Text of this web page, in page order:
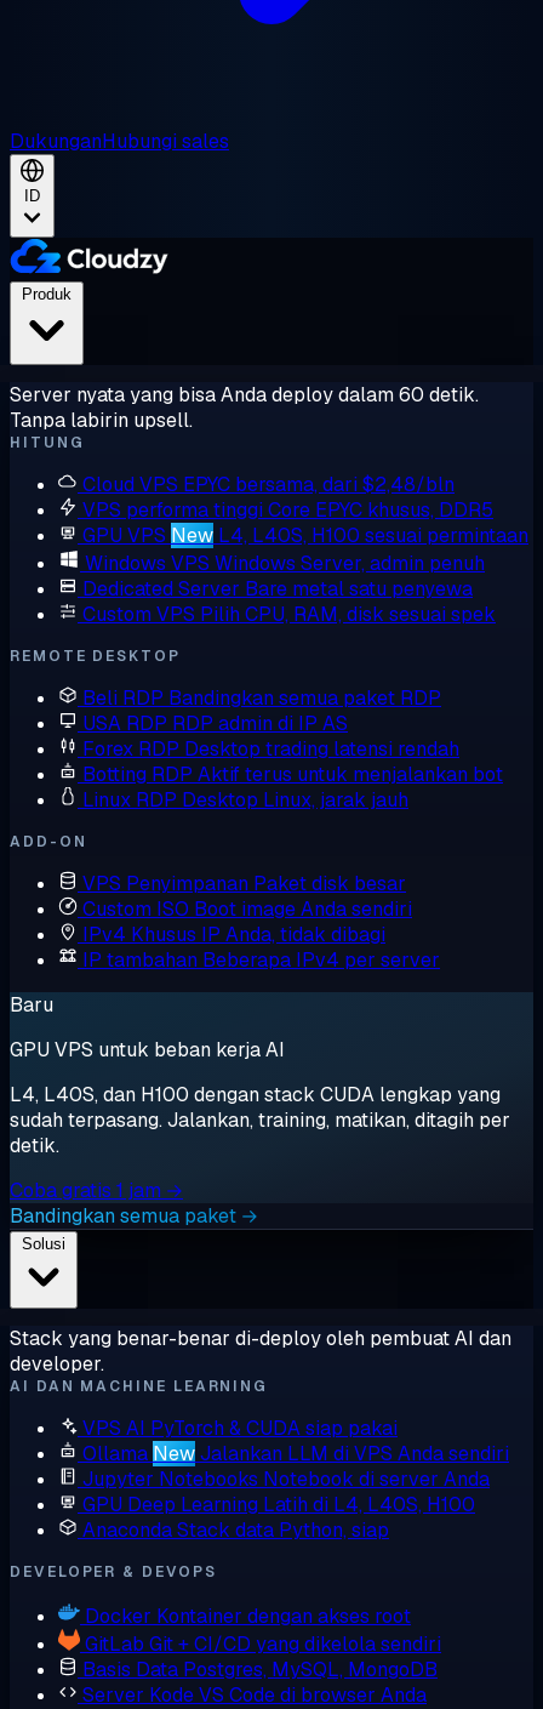
DukunganHubungi sales
ID
Server nyata yang bisa Anda deploy dalam 60 detik.
Tanpa labirin upsell.
HITUNG
Cloud VPS EPYC bersama, dari $2,48/bln
VPS performa tinggi Core EPYC khusus, DDR5
GPU VPS New L4, L40S, H100 sesuai permintaan
Windows VPS Windows Server, admin penuh
Dedicated Server Bare metal satu penyewa
Custom VPS Pilih CPU, RAM, disk sesuai spek
REMOTE DESKTOP
Beli RDP Bandingkan semua paket RDP
USA RDP RDP admin di IP AS
Forex RDP Desktop trading latensi rendah
Botting RDP Aktif terus untuk menjalankan bot
Linux RDP Desktop Linux, jarak jauh
ADD-ON
VPS Penyimpanan Paket disk besar
Custom ISO Boot image Anda sendiri
IPv4 Khusus IP Anda, tidak dibagi
IP tambahan Beberapa IPv4 per server
Baru
GPU VPS untuk beban kerja AI
L4, L40S, dan H100 dengan stack CUDA lengkap yang
sudah terpasang. Jalankan, training, matikan, ditagih per
detik.
Coba gratis 1 jam →
Bandingkan semua paket →
Stack yang benar-benar di-deploy oleh pembuat AI dan
developer.
AI DAN MACHINE LEARNING
VPS AI PyTorch & CUDA siap pakai
Ollama NewJalankan LLM di VPS Anda sendiri
Jupyter Notebooks Notebook di server Anda
GPU Deep Learning Latih di L4, L40S, H100
AnacondaStack data Python, siap
DEVELOPER & DEVOPS
Docker Kontainer dengan akses root
GitLab Git + CI/CD yang dikelola sendiri
Basis Data Postgres, MySQL, MongoDB
Server KodeVS Code di browser Anda